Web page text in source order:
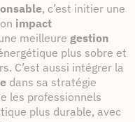
, c’est initier une
impact
meilleure gestion
plus sobre et
C’est aussi intégrer la
dans sa stratégie
les professionnels
plus durable, avec